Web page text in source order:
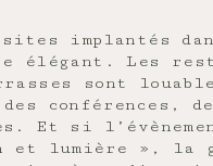
implantés
élégant. Les
sont
conférences,
Et si
et lumière », la